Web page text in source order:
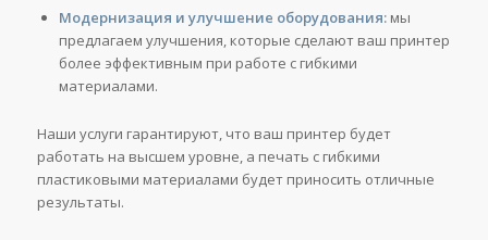
Модернизация и улучшение оборудования:мы
предлагаем улучшения, которые сделают ваш принтер
более эффективным при работе с гибкими
материалами.
Наши услуги гарантируют, что ваш принтер будет
работать на высшем уровне, а печать с гибкими
пластиковыми материалами будет приносить отличные
результаты.